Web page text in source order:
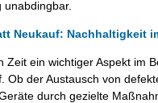
Neukauf: Nachhaltigkeit
Zeit ein wichtiger Aspekt im
Ob der Austausch von
durch gezielte